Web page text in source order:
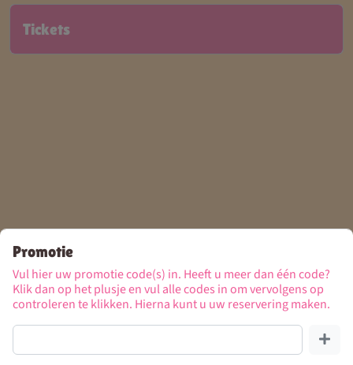
Tickets
Promotie
Vul hier uw promotie code(s) in. Heeft u meer dan één code?
Klik dan op het plusje en vul alle codes in om vervolgens op
controleren te klikken. Hierna kunt u uw reservering maken.